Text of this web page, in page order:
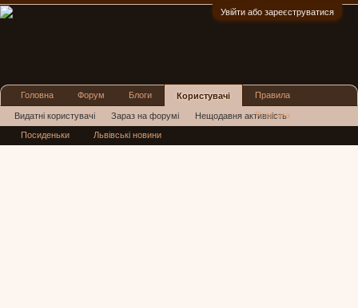
Увійти або зареєструватися
Головна Форум Блоги Користувачі
Видатні користувачі Зараз на форумі Нещодавня активність
Нові повідомлення профілю
Правила
Реклама
Посиденьки Львівські новини